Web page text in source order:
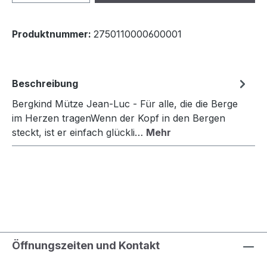
Produktnummer: 2750110000600001
Beschreibung
Bergkind Mütze Jean-Luc - Für alle, die die Berge
im Herzen tragenWenn der Kopf in den Bergen
steckt, ist er einfach glückli… Mehr
Öffnungszeiten und Kontakt